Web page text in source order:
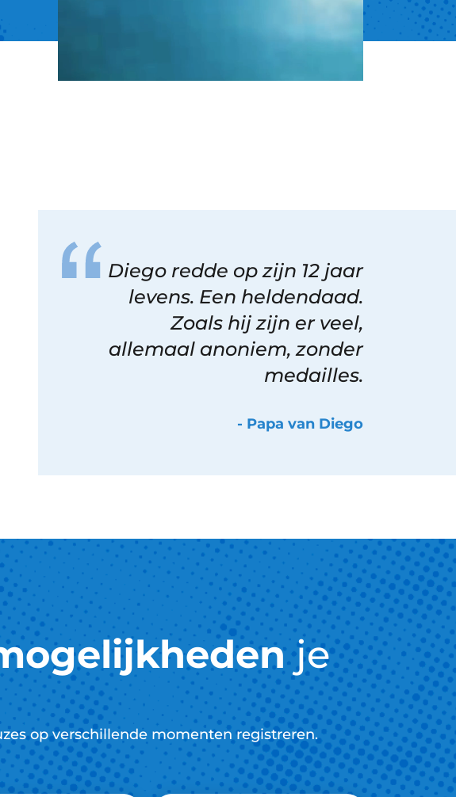
- Papa van Diego
Diego redde op zijn 12 jaar
levens. Een heldendaad.
Zoals hij zijn er veel,
allemaal anoniem, zonder
medailles.
je
op verschillende momenten registreren.